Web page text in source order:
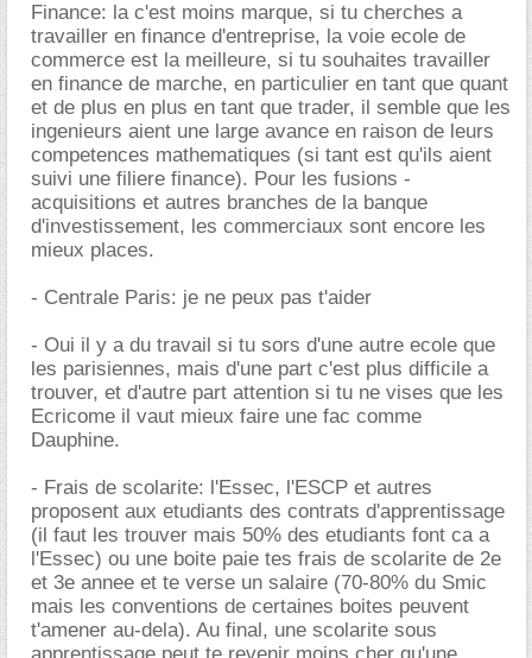
Finance: la c'est moins marque, si tu cherches a
travailler en finance d'entreprise, la voie ecole de
commerce est la meilleure, si tu souhaites travailler
en finance de marche, en particulier en tant que quant
et de plus en plus en tant que trader, il semble que les
ingenieurs aient une large avance en raison de leurs
competences mathematiques (si tant est qu'ils aient
suivi une filiere finance). Pour les fusions -
acquisitions et autres branches de la banque
d'investissement, les commerciaux sont encore les
mieux places.
- Centrale Paris: je ne peux pas t'aider
- Oui il y a du travail si tu sors d'une autre ecole que
les parisiennes, mais d'une part c'est plus difficile a
trouver, et d'autre part attention si tu ne vises que les
Ecricome il vaut mieux faire une fac comme
Dauphine.
- Frais de scolarite: l'Essec, l'ESCP et autres
proposent aux etudiants des contrats d'apprentissage
(il faut les trouver mais 50% des etudiants font ca a
l'Essec) ou une boite paie tes frais de scolarite de 2e
et 3e annee et te verse un salaire (70-80% du Smic
mais les conventions de certaines boites peuvent
t'amener au-dela). Au final, une scolarite sous